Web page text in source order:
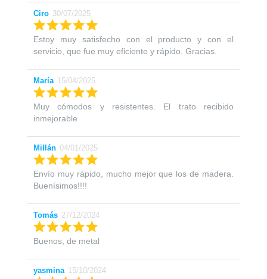
Ciro 30/07/2025
Estoy muy satisfecho con el producto y con el
servicio, que fue muy eficiente y rápido. Gracias.
María 15/04/2025
Muy cómodos y resistentes. El trato recibido
inmejorable
Millán 04/01/2025
Envío muy rápido, mucho mejor que los de madera.
Buenísimos!!!!
Tomás 27/12/2024
Buenos, de metal
yasmina 15/10/2024